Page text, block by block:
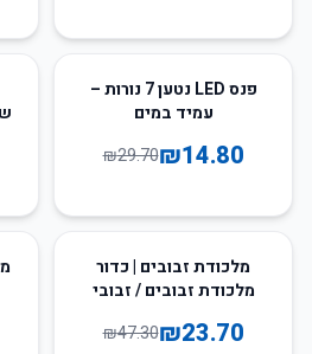
50
פנס LED נטען 7 נורות –
עמיד במים
₪14.80
₪29.70
50מלכודת זבובים | כדור
מלכודת זבובים / זבובי
₪23.70
₪47.30
%